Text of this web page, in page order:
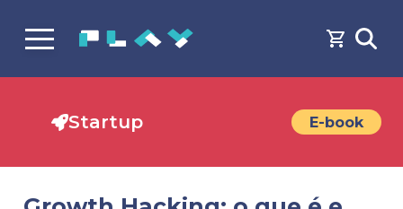
Startup E-book